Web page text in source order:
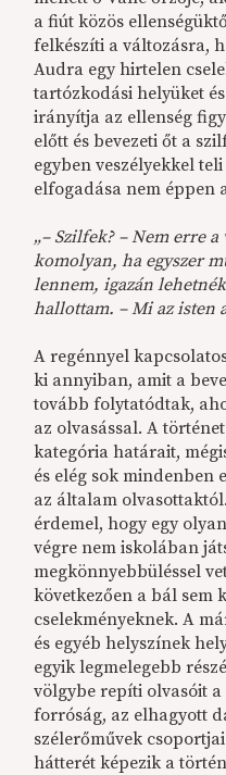
a fiút közös
felkészíti a változásra,
Audra egy hirtelen
tartózkodási helyüket
irányítja az ellenség
előtt és bevezeti őt a
egyben veszélyekkel
elfogadása nem éppen
„– Szilfek? – Nem erre
komolyan, ha egyszer
lennem, igazán
hallottam. – Mi az isten
A regénnyel
ki annyiban, amit a
tovább folytatódtak,
az olvasással. A
kategória határait,
és elég sok mindenben
az általam
érdemel, hogy egy
végre nem iskolában
megkönnyebbüléssel
következően a bál sem
cselekményeknek. A
és egyéb helyszínek
egyik legmelegebb
völgybe repíti olvasóit
forróság, az elhagyott
szélerőművek
hátterét képezik a